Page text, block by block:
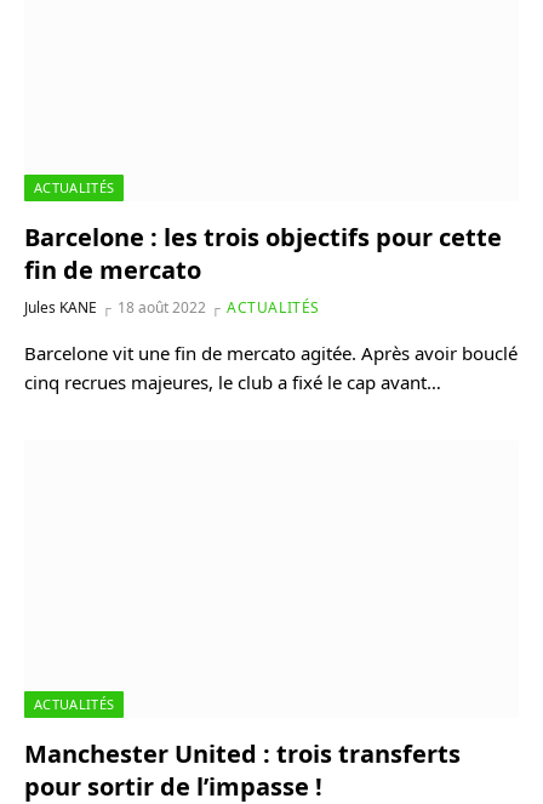
ACTUALITÉS
Barcelone : les trois objectifs pour cette
fin de mercato
Jules KANE 18 août 2022 ACTUALITÉS
Barcelone vit une fin de mercato agitée. Après avoir bouclé
cinq recrues majeures, le club a fixé le cap avant…
ACTUALITÉS
Manchester United : trois transferts
pour sortir de l’impasse !